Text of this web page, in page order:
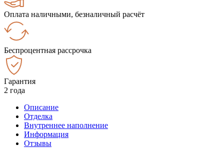
Оплата наличными, безналичный расчёт
Беспроцентная рассрочка
Гарантия
2 года
Описание
Отделка
Внутреннее наполнение
Информация
Отзывы